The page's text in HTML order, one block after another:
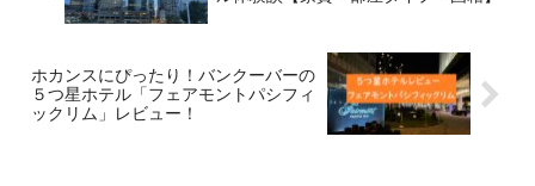
ホカンスにぴったり！バンクーバーの
５つ星ホテル「フェアモントパシフィ
ックリム」レビュー！